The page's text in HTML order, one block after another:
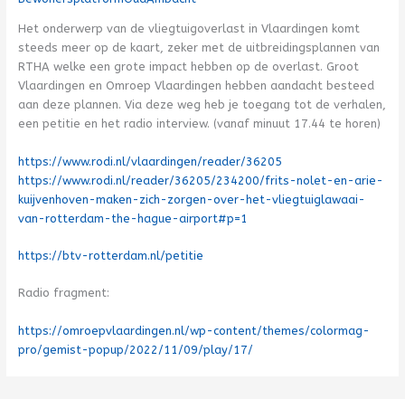
Het onderwerp van de vliegtuigoverlast in Vlaardingen komt
steeds meer op de kaart, zeker met de uitbreidingsplannen van
RTHA welke een grote impact hebben op de overlast. Groot
Vlaardingen en Omroep Vlaardingen hebben aandacht besteed
aan deze plannen. Via deze weg heb je toegang tot de verhalen,
een petitie en het radio interview. (vanaf minuut 17.44 te horen)
https://www.rodi.nl/vlaardingen/reader/36205
https://www.rodi.nl/reader/36205/234200/frits-nolet-en-arie-
kuijvenhoven-maken-zich-zorgen-over-het-vliegtuiglawaai-
van-rotterdam-the-hague-airport#p=1
https://btv-rotterdam.nl/petitie
Radio fragment:
https://omroepvlaardingen.nl/wp-content/themes/colormag-
pro/gemist-popup/2022/11/09/play/17/